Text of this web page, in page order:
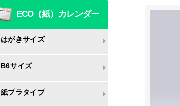
ECO（紙）カレンダー
はがきサイズ
B6サイズ
紙プラタイプ